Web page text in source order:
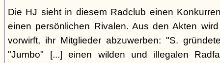
Die HJ sieht in diesem Radclub einen
einen persönlichen Rivalen. Aus den Akten
vorwirft, ihr Mitglieder abzuwerben: "S.
"Jumbo" [...] einen wilden und illegalen